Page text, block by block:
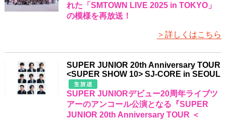
れた「SMTOWN LIVE 2025 in TOKYO」
の模様を再放送！
＞詳しくはこちら
SUPER JUNIOR 20th Anniversary TOUR
<SUPER SHOW 10> SJ-CORE in SEOUL
SUPER JUNIORデビュー20周年ライブツ
アーのアンコール公演となる『SUPER
JUNIOR 20th Anniversary TOUR ＜